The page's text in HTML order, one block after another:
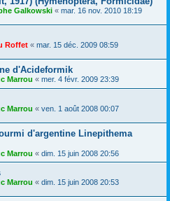
Galkowski « mar. 16 nov. 2010 18:19
Roffet « mar. 15 déc. 2009 08:59
d'Acideformik
Marrou « mer. 4 févr. 2009 23:39
Marrou « ven. 1 août 2008 00:07
d'argentine Linepithema
Marrou « dim. 15 juin 2008 20:56
Marrou « dim. 15 juin 2008 20:53